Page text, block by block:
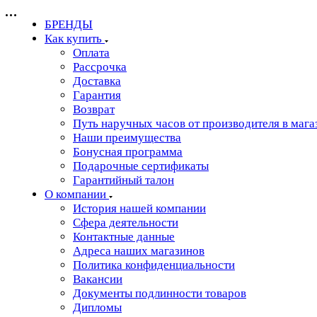
БРЕНДЫ
Как купить
Оплата
Рассрочка
Доставка
Гарантия
Возврат
Путь наручных часов от производителя в
Наши преимущества
Бонусная программа
Подарочные сертификаты
Гарантийный талон
О компании
История нашей компании
Сфера деятельности
Контактные данные
Адреса наших магазинов
Политика конфиденциальности
Вакансии
Документы подлинности товаров
Дипломы